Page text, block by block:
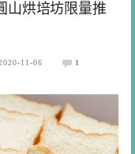
山烘培坊限量推
11-06 1